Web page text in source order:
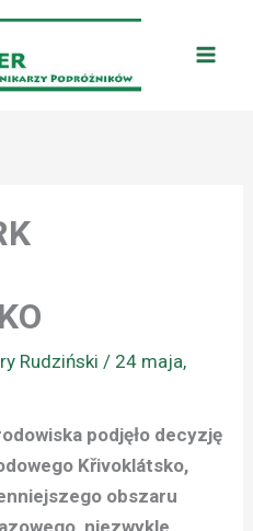
Rudziński/ 24 maja,
podjęło decyzję
Křivoklátsko,
obszaru